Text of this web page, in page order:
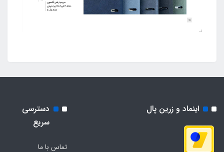
اینماد و زرین پال
دسترسی
سریع
تماس با ما